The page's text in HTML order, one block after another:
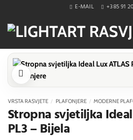
content
E-MAIL +385 91
VRSTA RASVJETE / PLAFONJERE / MODERNE
Stropna svjetiljka
PL3 – Bijela